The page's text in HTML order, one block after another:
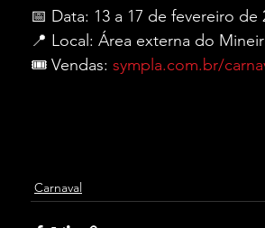
📅 Data: 13 a 17 de fevereiro de
📍 Local: Área externa do
🎟️ Vendas: sympla.com.br/
Carnaval